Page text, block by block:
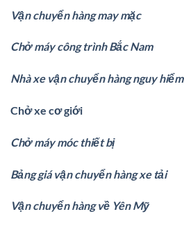
Vận chuyển hàng may mặc
Chở máy công trình Bắc Nam
Nhà xe vận chuyển hàng nguy hiểm
Chở xe cơ giới
Chở máy móc thiết bị
Bảng giá vận chuyển hàng xe tải
Vận chuyển hàng về Yên Mỹ